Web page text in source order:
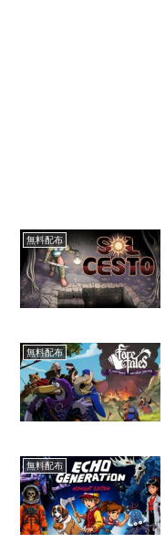
無料配布
無料配布
無料配布